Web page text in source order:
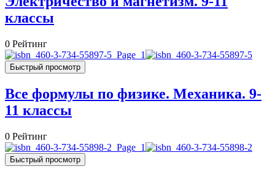
классы
0 Рейтинг
Быстрый просмотр
Все формулы по физике. Механика. 9-
11 классы
0 Рейтинг
Быстрый просмотр